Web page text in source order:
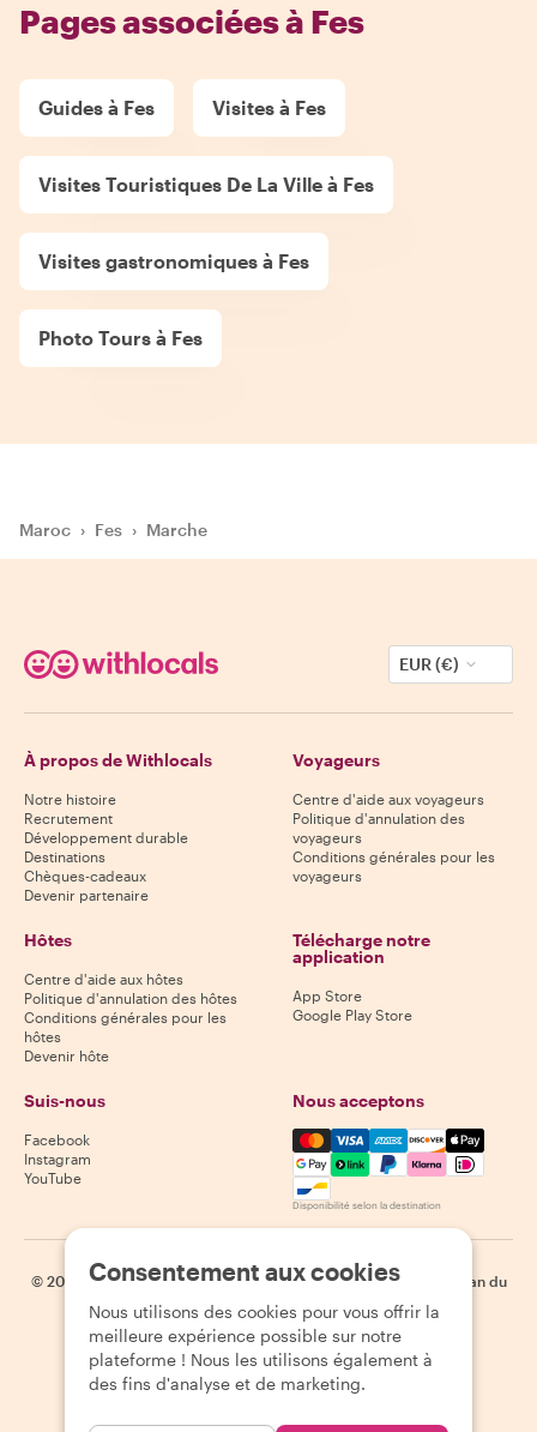
Pages associées à Fes
Guides à Fes Visites à Fes
Visites Touristiques De La Ville à Fes
Visites gastronomiques à Fes
Photo Tours à Fes
Maroc › Fes › Marche
EUR (€)
À propos de Withlocals
Notre histoire
Recrutement
Développement durable
Destinations
Chèques-cadeaux
Devenir partenaire
Voyageurs
Centre d'aide aux voyageurs
Politique d'annulation des
voyageurs
Conditions générales pour les
voyageurs
Hôtes
Centre d'aide aux hôtes
Politique d'annulation des hôtes
Conditions générales pour les
hôtes
Devenir hôte
Télécharge notre
application
App Store
Google Play Store
Suis-nous
Facebook
Instagram
YouTube
Nous acceptons
Mastercard, Visa, Amex,
Disponibilité selon la destination
© 2026 Withlocals.com | Politique de confidentialité | Cookies
Plan du
site
Consentement aux cookies
Nous utilisons des cookies pour vous offrir la
meilleure expérience possible sur notre
plateforme ! Nous les utilisons également à
des fins d'analyse et de marketing.